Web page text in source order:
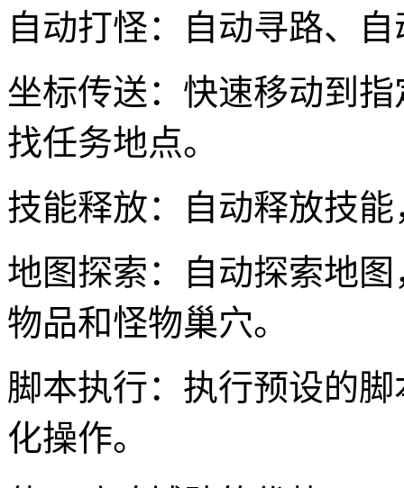
自动打怪：自动寻路、
坐标传送：快速移动到
找任务地点。
技能释放：自动释放技
地图探索：自动探索地
物品和怪物巢穴。
脚本执行：执行预设的
化操作。